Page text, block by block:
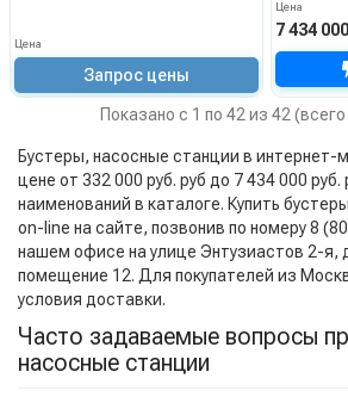
Цена
Запрос цены
Цена
7 434
Показано с 1 по 42 из 42
Бустеры, насосные станции в интернет-
цене от 332 000 руб. руб до 7 434 000 руб.
наименований в каталоге. Купить
on-line на сайте, позвонив по номеру 8
нашем офисе на улице Энтузиастов 2-я,
помещение 12. Для покупателей из
условия доставки.
Часто задаваемые вопросы
насосные станции